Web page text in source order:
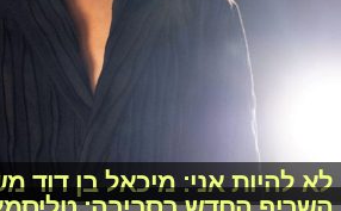
לא להיות אני: מיכאל בן דוד